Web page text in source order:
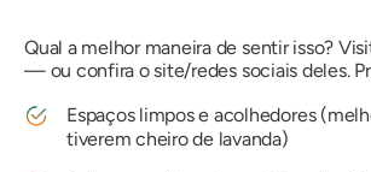
Qual a melhor maneira de sentir isso?
— ou confira o site/redes sociais deles.
Espaços limpos e acolhedores
tiverem cheiro de lavanda)